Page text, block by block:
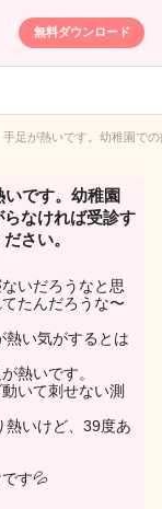
無料ダウンロード
足が熱いです。幼稚園で
です。幼稚園
なければ受診す
さい。
いだろうなと思
たんだろうな〜
熱い気がするとは
熱いです。
いて刺せない測
熱いけど、39度あ
す💦